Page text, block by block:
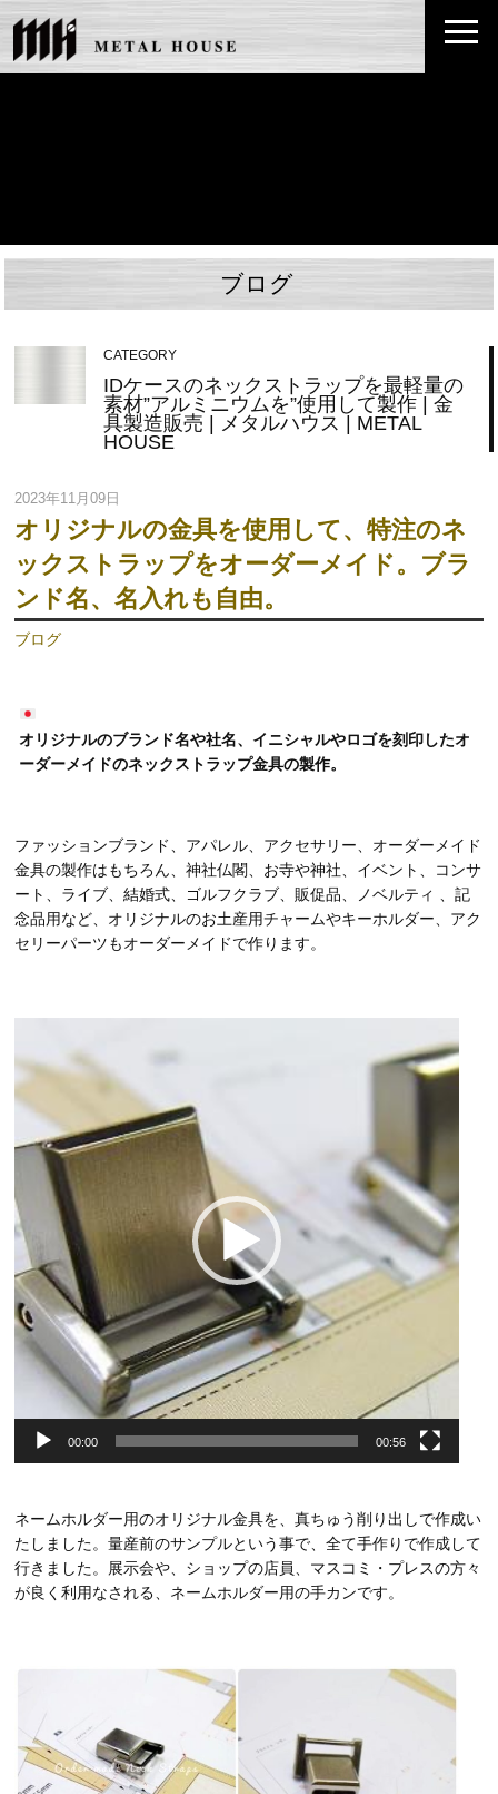
ブログ
CATEGORY
IDケースのネックストラップを最軽量の
素材”アルミニウムを”使用して製作 | 金
具製造販売 | メタルハウス | METAL
HOUSE
2023年11月09日
オリジナルの金具を使用して、特注のネ
ックストラップをオーダーメイド。ブラ
ンド名、名入れも自由。
ブログ
オリジナルのブランド名や社名、イニシャルやロゴを刻印したオ
ーダーメイドのネックストラップ金具の製作。
ファッションブランド、アパレル、アクセサリー、オーダーメイド
金具の製作はもちろん、神社仏閣、お寺や神社、イベント、コンサ
ート、ライブ、結婚式、ゴルフクラブ、販促品、ノベルティ 、記
念品用など、オリジナルのお土産用チャームやキーホルダー、アク
セリーパーツもオーダーメイドで作ります。
レ
ヤ
00:00 00:56
ネームホルダー用のオリジナル金具を、真ちゅう削り出しで作成い
たしました。量産前のサンプルという事で、全て手作りで作成して
行きました。展示会や、ショップの店員、マスコミ・プレスの方々
が良く利用なされる、ネームホルダー用の手カンです。